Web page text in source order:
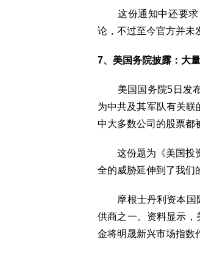
这份通知中还要求
论，不过至今官方并未
7、美国务院披露：大
美国国务院5日发布
为中共及其军队有关
中大多数公司的股票都
这份题为《美国投资
全的威胁延伸到了我们
摩根士丹利资本国际
供商之一。资料显示，
金将明晟新兴市场指数